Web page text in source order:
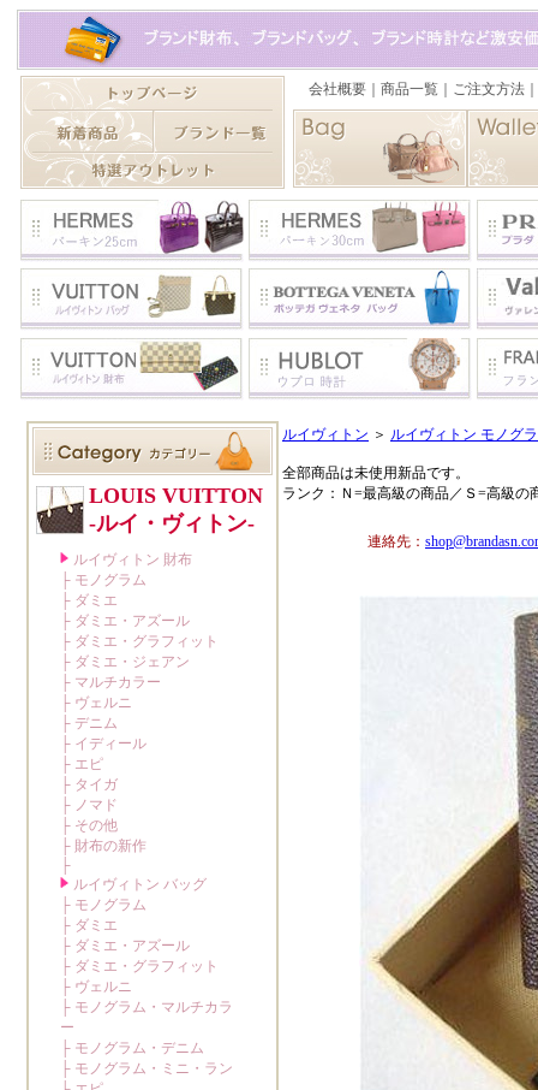
ルイヴィトン ＞ ルイヴィトン モノグ
全部商品は未使用新品です。
ランク：Ｎ=最高級の商品／Ｓ=高級の
連絡先：